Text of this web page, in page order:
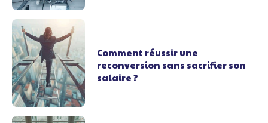
Comment réussir une
reconversion sans sacrifier son
salaire ?